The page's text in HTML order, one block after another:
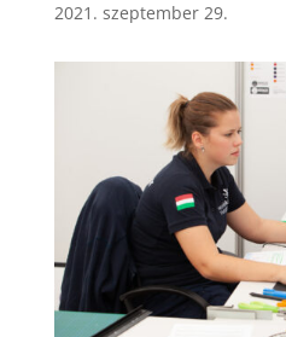
2021. szeptember 29.